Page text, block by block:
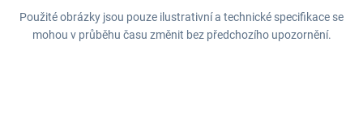
Použité obrázky jsou pouze ilustrativní a technické specifikace se
mohou v průběhu času změnit bez předchozího upozornění.